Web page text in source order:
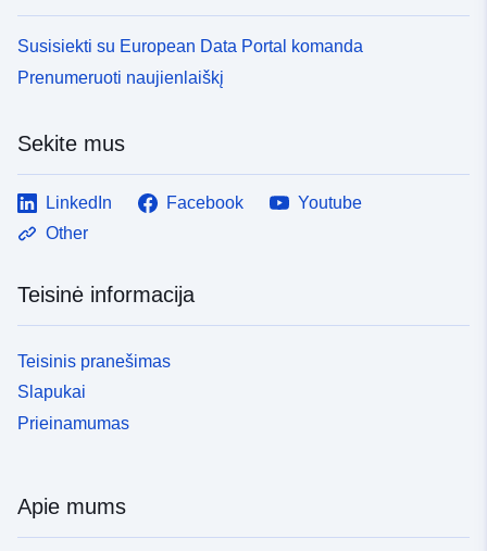
Susisiekti su European Data Portal komanda
Prenumeruoti naujienlaiškį
Sekite mus
LinkedIn Facebook
Youtube
Other
Teisinė informacija
Teisinis pranešimas
Slapukai
Prieinamumas
Apie mums